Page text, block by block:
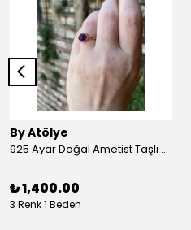
By Atölye
925 Ayar Doğal Ametist Taşlı Yuvarlak Gümüş Yüzük
₺ 1,400.00
3 Renk 1 Beden